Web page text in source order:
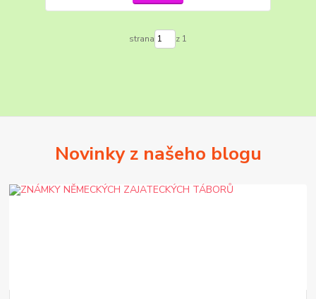
strana z 1
Novinky z našeho blogu